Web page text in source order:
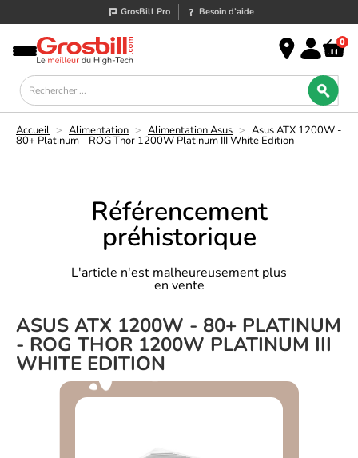
GrosBill Pro Besoin d’aide
0
Accueil > Alimentation > Alimentation Asus > Asus ATX 1200W -
80+ Platinum - ROG Thor 1200W Platinum III White Edition
Référencement
préhistorique
L'article n'est malheureusement plus
en vente
ASUS ATX 1200W - 80+ PLATINUM
- ROG THOR 1200W PLATINUM III
WHITE EDITION